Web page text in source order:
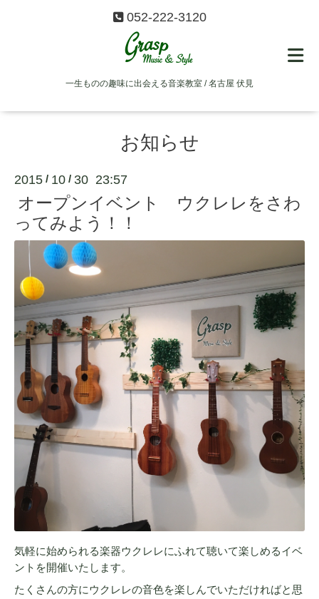
052-222-3120
一生ものの趣味に出会える音楽教室 / 名古屋 伏見
お知らせ
2015 / 10 / 30 23:57
オープンイベント ウクレレをさわ
ってみよう！！
気軽に始められる楽器ウクレレにふれて聴いて楽しめるイベ
ントを開催いたします。
たくさんの方にウクレレの音色を楽しんでいただければと思